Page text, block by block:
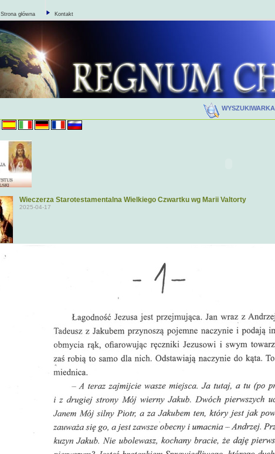
Strona główna Kontakt
WYSZUKIWARKA
Wieczerza Starotestamentalna Wielkiego Czwartku wg Marii Valtorty
2025-04-17